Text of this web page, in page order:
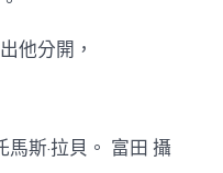
他分開，